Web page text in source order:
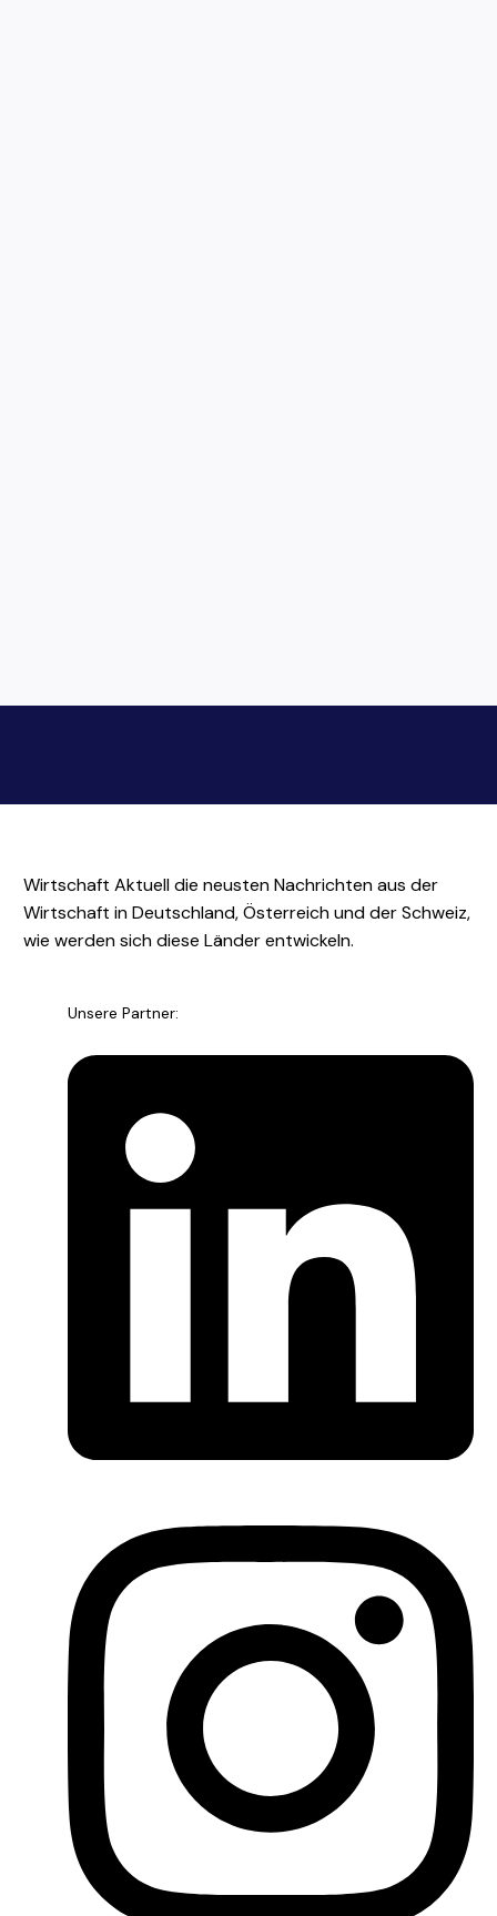
Wirtschaft Aktuell die neusten Nachrichten aus der
Wirtschaft in Deutschland, Österreich und der Schweiz,
wie werden sich diese Länder entwickeln.
Unsere Partner: